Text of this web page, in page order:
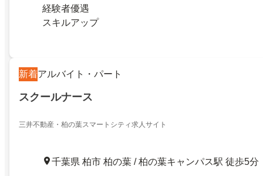
経験者優遇
スキルアップ
新着アルバイト・パート
スクールナース
三井不動産・柏の葉スマートシティ求人サイト
千葉県 柏市 柏の葉 / 柏の葉キャンパス駅 徒歩5分